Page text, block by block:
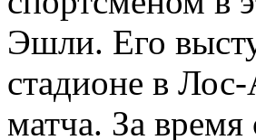
Эшли. Его
стадионе в
матча. За время